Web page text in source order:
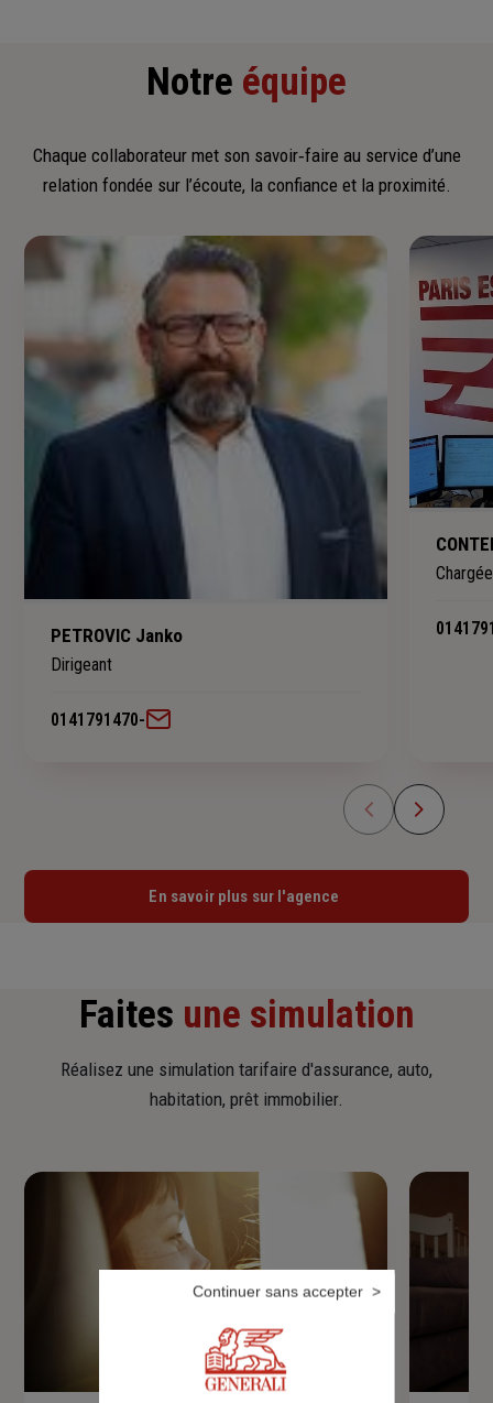
Notre équipe
Chaque collaborateur met son savoir‑faire au service d’une
relation fondée sur l’écoute, la confiance et la proximité.
PETROVIC Janko
Dirigeant
0141791470-
En savoir plus sur l'agence
Faites une simulation
Réalisez une simulation tarifaire d'assurance, auto,
habitation, prêt immobilier.
Continuer sans accepter